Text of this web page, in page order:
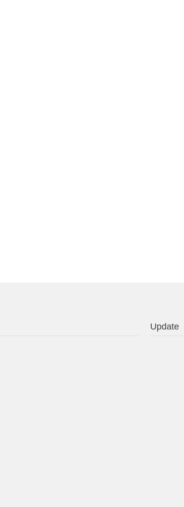
Update